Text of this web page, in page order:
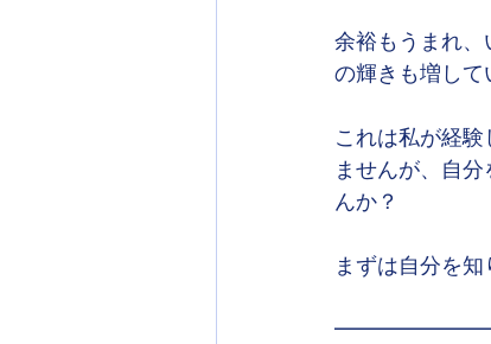
余裕もうまれ
の輝きも増して
これは私が経
ませんが、自
んか？
まずは自分を